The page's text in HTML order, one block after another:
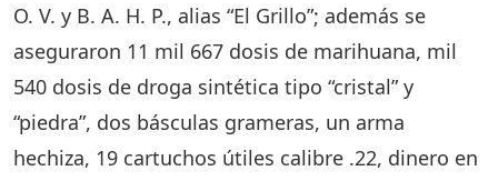
O. V. y B. A. H. P., alias “El Grillo”; además se
aseguraron 11 mil 667 dosis de marihuana, mil
540 dosis de droga sintética tipo “cristal” y
“piedra”, dos básculas grameras, un arma
hechiza, 19 cartuchos útiles calibre .22, dinero en